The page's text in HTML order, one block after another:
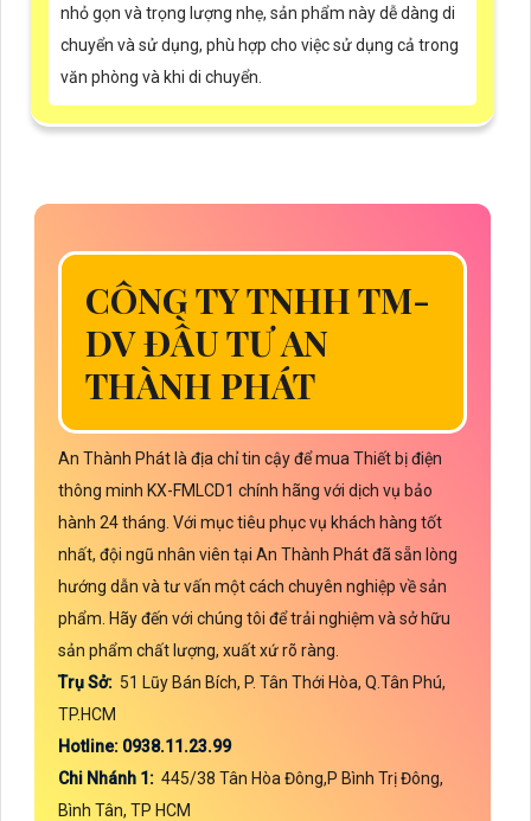
nhỏ gọn và trọng lượng nhẹ, sản phẩm này dễ dàng di
chuyển và sử dụng, phù hợp cho việc sử dụng cả trong
văn phòng và khi di chuyển.
CÔNG TY TNHH TM-
DV ĐẦU TƯ AN
THÀNH PHÁT
An Thành Phát là địa chỉ tin cậy để mua Thiết bị điện
thông minh KX-FMLCD1 chính hãng với dịch vụ bảo
hành 24 tháng. Với mục tiêu phục vụ khách hàng tốt
nhất, đội ngũ nhân viên tại An Thành Phát đã sẵn lòng
hướng dẫn và tư vấn một cách chuyên nghiệp về sản
phẩm. Hãy đến với chúng tôi để trải nghiệm và sở hữu
sản phẩm chất lượng, xuất xứ rõ ràng.
Trụ Sở: 51 Lũy Bán Bích, P. Tân Thới Hòa, Q.Tân Phú,
TP.HCM
Hotline: 0938.11.23.99
Chi Nhánh 1: 445/38 Tân Hòa Đông,P Bình Trị Đông,
Bình Tân, TP HCM